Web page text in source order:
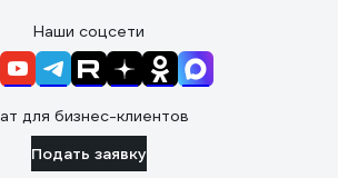
Наши соцсети
для бизнес-клиентов
Подать заявку